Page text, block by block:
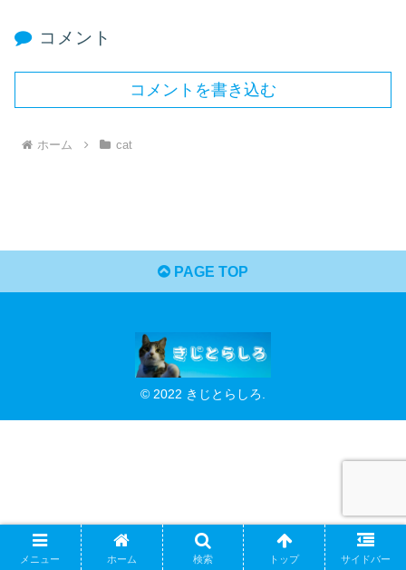
コメント
コメントを書き込む
ホーム cat
PAGE TOP
© 2022 きじとらしろ.
メニュー ホーム 検索 トップ サイドバー